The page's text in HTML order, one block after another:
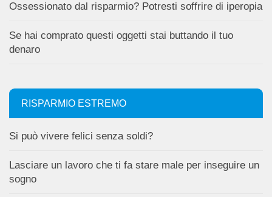
Ossessionato dal risparmio? Potresti soffrire di iperopia
Se hai comprato questi oggetti stai buttando il tuo
denaro
RISPARMIO ESTREMO
Si può vivere felici senza soldi?
Lasciare un lavoro che ti fa stare male per inseguire un
sogno